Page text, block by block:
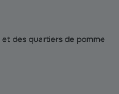
des quartiers de pomme